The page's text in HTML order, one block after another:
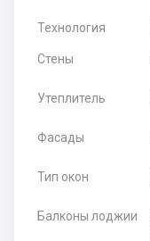
Технология
Стены
Утеплитель
Фасады
Тип окон
Балконы лоджии